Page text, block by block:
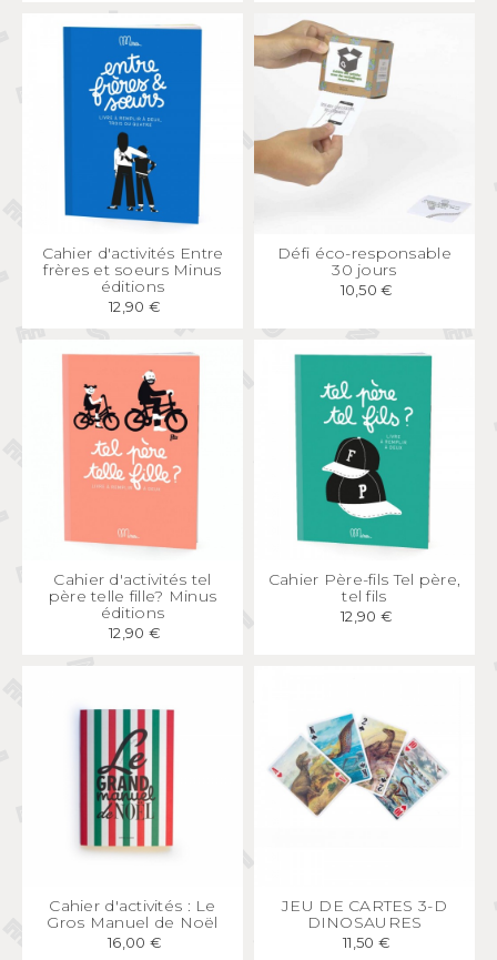
APERÇU RAPIDE
Cahier d'activités Entre
frères et soeurs Minus
éditions
12,90 €
APERÇU RAPIDE
Défi éco-responsable
30 jours
10,50 €
APERÇU RAPIDE
Cahier d'activités tel
père telle fille? Minus
éditions
12,90 €
APERÇU RAPIDE
Cahier Père-fils Tel père,
tel fils
12,90 €
APERÇU RAPIDE
Cahier d'activités : Le
Gros Manuel de Noël
16,00 €
APERÇU RAPIDE
JEU DE CARTES 3-D
DINOSAURES
11,50 €